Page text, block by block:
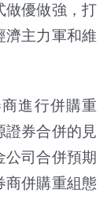
做優做強，打
濟主力軍和維
進行併購重
證券合併的見
公司合併預期
商併購重組態